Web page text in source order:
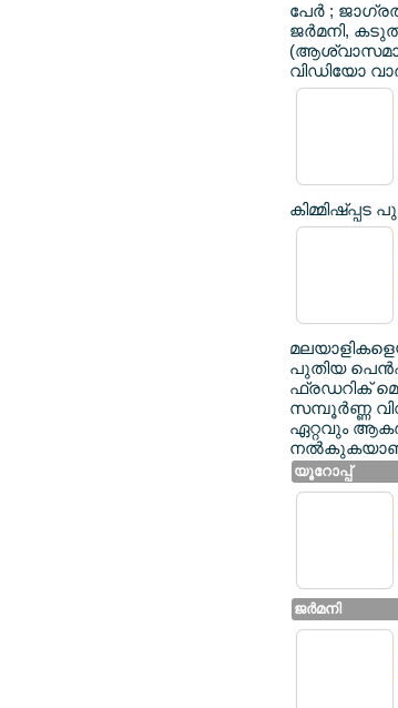
പേര്‍ ;
ജര്‍മനി,
വിഡിയോ
കിമ്മിഷ്പ്പട
പുതിയ
ഫ്രഡറിക്
സമ്പൂര്‍ണ്ണ
ഏറ്റവും
യൂറോപ്പ്
ജര്‍മനി